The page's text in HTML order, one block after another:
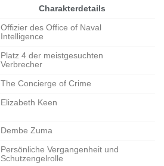
Charakterdetails
Offizier des Office of Naval
Intelligence
Platz 4 der meistgesuchten
Verbrecher
The Concierge of Crime
Elizabeth Keen
Dembe Zuma
Persönliche Vergangenheit und
Schutzengelrolle